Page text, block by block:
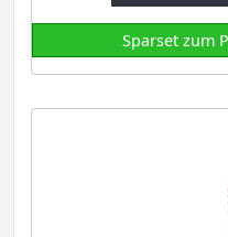
Sparset zum